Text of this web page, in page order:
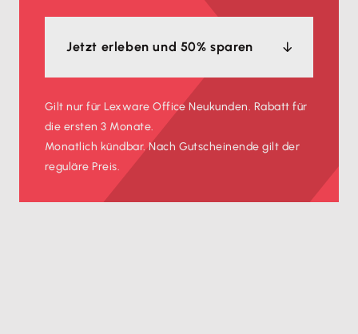
Jetzt erleben und 50% sparen
Gilt nur für Lexware Office Neukunden. Rabatt für
die ersten 3 Monate.
Monatlich kündbar. Nach Gutscheinende gilt der
reguläre Preis.